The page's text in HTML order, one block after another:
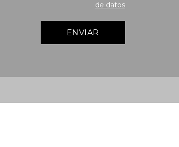
de datos